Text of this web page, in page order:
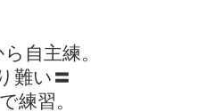
自主練。
難い〓
練習。